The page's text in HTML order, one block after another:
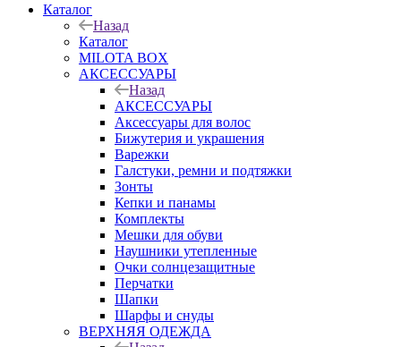
Каталог
Назад
Каталог
MILOTA BOX
АКСЕССУАРЫ
Назад
АКСЕССУАРЫ
Аксессуары для волос
Бижутерия и украшения
Варежки
Галстуки, ремни и подтяжки
Зонты
Кепки и панамы
Комплекты
Мешки для обуви
Наушники утепленные
Очки солнцезащитные
Перчатки
Шапки
Шарфы и снуды
ВЕРХНЯЯ ОДЕЖДА